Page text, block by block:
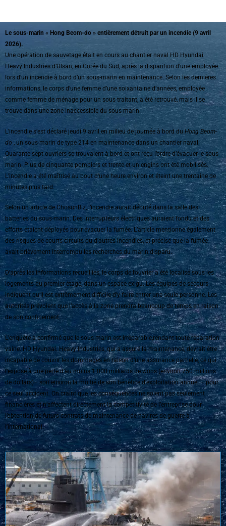
Le sous-marin « Hong Beom-do » entièrement détruit par un incendie (9 avril
2026).
Une opération de sauvetage était en cours au chantier naval HD Hyundai
Heavy Industries d’Ulsan, en Corée du Sud, après la disparition d’une employée
lors d’un incendie à bord d’un sous-marin en maintenance. Selon les dernières
informations, le corps d’une femme d’une soixantaine d’années, employée
comme femme de ménage pour un sous-traitant, a été retrouvé, mais il se
trouve dans une zone inaccessible du sous-marin.
L’incendie s’est déclaré jeudi 9 avril en milieu de journée à bord duHong Beom-
do , un sous-marin de type 214 en maintenance dans un chantier naval.
Quarante-sept ouvriers se trouvaient à bord et ont reçu l’ordre d’évacuer le sous-
marin. Plus de cinquante pompiers et trente-et-un engins ont été mobilisés.
L’incendie a été maîtrisé au bout d’une heure environ et éteint une trentaine de
minutes plus tard.
Selon un article de ChosunBiz, l’incendie aurait débuté dans la salle des
batteries du sous-marin. Des interrupteurs électriques auraient fondu et des
efforts étaient déployés pour évacuer la fumée. L’article mentionne également
des risques de courts-circuits ou d’autres incendies, et précise que la fumée
avait brièvement interrompu les recherches du marin disparu.
D’après les informations recueillies, le corps de l’ouvrier a été localisé sous les
logements du premier étage, dans un espace exigu. Les équipes de secours
indiquent qu’il est extrêmement difficile d’y faire entrer une seule personne. Les
autorités prévoient que l’accès à la zone prendra beaucoup de temps en raison
de son confinement.
L’enquête a confirmé que le sous-marin est irréparable,rendant toute réparation
vaine. HD Hyundai. Heavy Industries, qui a assuré la maintenance, devrait être
incapable de couvrir les dommages en raison d’une assurance partielle, ce qui
l’expose à une perte d’au moins 1 000 milliards de wons (environ 750 millions
de dollars)– soit environ la moitié de son bénéfice d’exploitation annuel – pour
ce seul accident. On craint que les conséquences ne soient pas seulement
financières et n’affectent directement la compétitivité de l’entreprise pour
l’obtention de futurs contrats de maintenance de navires de guerre à
l’international.